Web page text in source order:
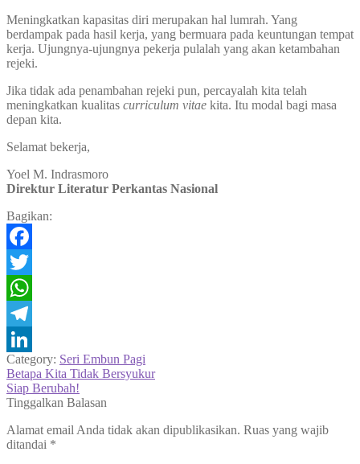
Meningkatkan kapasitas diri merupakan hal lumrah. Yang
berdampak pada hasil kerja, yang bermuara pada keuntungan tempat
kerja. Ujungnya-ujungnya pekerja pulalah yang akan ketambahan
rejeki.
Jika tidak ada penambahan rejeki pun, percayalah kita telah
meningkatkan kualitas curriculum vitae kita. Itu modal bagi masa
depan kita.
Selamat bekerja,
Yoel M. Indrasmoro
Direktur Literatur Perkantas Nasional
Bagikan:
Facebook
Twitter
WhatsApp
Telegram
LinkedIn
Category: Seri Embun Pagi
Navigasi
pos
Previous
post:
Betapa Kita Tidak Bersyukur
Next
post:
Siap Berubah!
Tinggalkan Balasan
Alamat email Anda tidak akan dipublikasikan. Ruas yang wajib
ditandai *